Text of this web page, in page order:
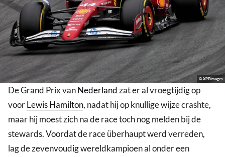
© XPBimages
De Grand Prix vanNederlandzat er al vroegtijdig op
voorLewis Hamilton, nadat hij op knullige wijze crashte,
maar hij moest zich na de race toch nog melden bij de
stewards. Voordat de race überhaupt werd verreden,
lag de zevenvoudig wereldkampioen al onder een